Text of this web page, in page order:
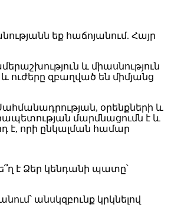
և միասնություն
զբաղված են միմյանց
օրենքների և
մարմնացումն է և
է, որի ընկալման համար
է Ձեր կենդանի պատը՝
անսկզբունք կրկնելով